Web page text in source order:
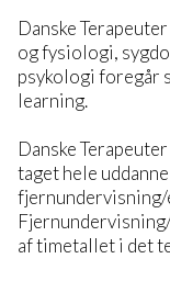
Danske
og fysiologi,
psykologi foregår
learning.
Danske
taget hele
af timetallet i det